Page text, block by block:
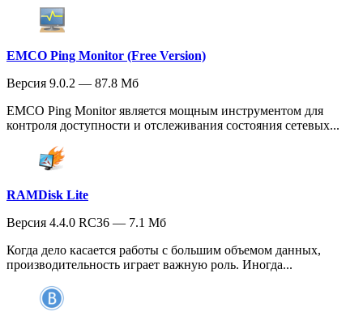
EMCO Ping Monitor (Free Version)
Версия 9.0.2 — 87.8 Мб
EMCO Ping Monitor является мощным инструментом для
контроля доступности и отслеживания состояния сетевых...
RAMDisk Lite
Версия 4.4.0 RC36 — 7.1 Мб
Когда дело касается работы с большим объемом данных,
производительность играет важную роль. Иногда...